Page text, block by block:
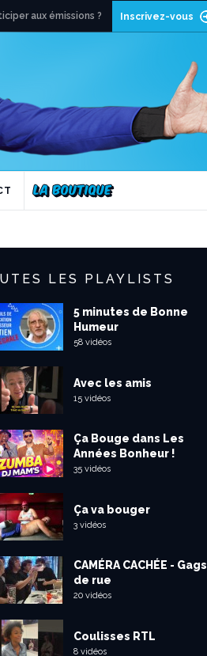
aux émissions ? Inscrivez-vous
LES PLAYLISTS
5 minutes de Bonne
Humeur
58 vidéos
Avec les amis
15 vidéos
Ça Bouge dans Les
Années Bonheur !
35 vidéos
Ça va bouger
3 vidéos
CAMÉRA CACHÉE - Gags
de rue
20 vidéos
Coulisses RTL
8 vidéos